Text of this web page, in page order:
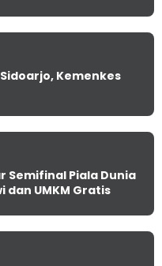
Sidoarjo, Kemenkes
Semifinal Piala Dunia
dan UMKM Gratis